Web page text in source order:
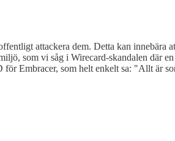
attackera dem. Detta kan innebära
som vi såg i Wirecard-skandalen där
Embracer, som helt enkelt sa: "Allt är